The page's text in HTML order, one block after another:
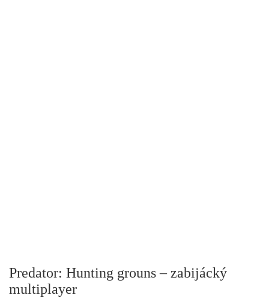
Predator: Hunting grouns – zabijácký
multiplayer